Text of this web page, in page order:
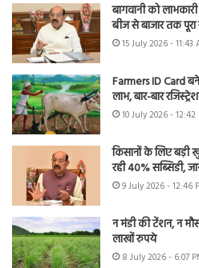
बागवानी को
बीज से बाजार तक
15 July 2026 - 11:43
Farmers ID Card
लाभ, बार-बार
10 July 2026 - 12:42
किसानों के लिए बड़ी
रही 40% सब्सिडी,
9 July 2026 - 12:46
न मंडी की टेंशन, न
लाखों रुपये
8 July 2026 - 6:07